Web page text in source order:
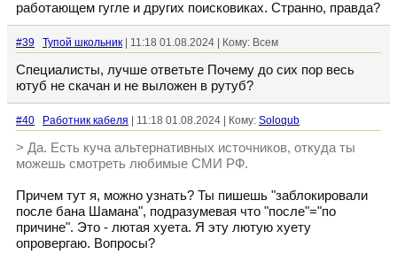
работающем гугле и других поисковиках. Странно, правда?
#39 Тупой школьник | 11:18 01.08.2024 | Кому: Всем
Специалисты, лучше ответьте Почему до сих пор весь
ютуб не скачан и не выложен в рутуб?
#40 Работник кабеля | 11:18 01.08.2024 | Кому: Soloqub
> Да. Есть куча альтернативных источников, откуда ты
можешь смотреть любимые СМИ РФ.
Причем тут я, можно узнать? Ты пишешь "заблокировали
после бана Шамана", подразумевая что "после"="по
причине". Это - лютая хуета. Я эту лютую хуету
опровергаю. Вопросы?